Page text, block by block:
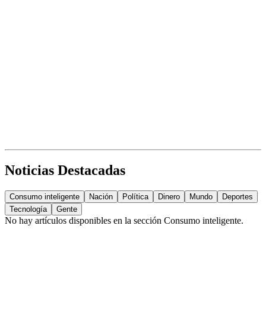
Noticias Destacadas
Consumo inteligente Nación Política Dinero Mundo
Deportes
Tecnología
Gente
No hay artículos disponibles en la sección Consumo inteligente.